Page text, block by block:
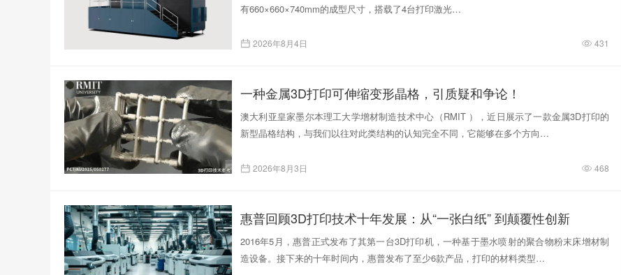
有660×660×740mm的成型尺寸，搭载了4台打印激光…
2026年8月4日 431
一种金属3D打印可伸缩变形晶格，引质疑和争论！
澳大利亚皇家墨尔本理工大学增材制造技术中心（RMIT ），近日展示了一款金属3D打印的
新型晶格结构，与我们以往对此类结构的认知完全不同，它能够在多个方向…
2026年8月3日 468
惠普回顾3D打印技术十年发展：从“一张白纸” 到颠覆性创新
2016年5月，惠普正式发布了其第一台3D打印机，一种基于墨水喷射的聚合物粉末床增材制
造设备。接下来的十年时间内，惠普发布了至少6款产品，打印的材料类型…